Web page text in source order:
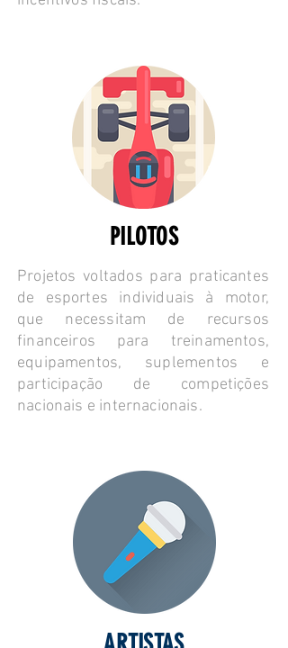
PILOTOS
Projetos voltados para praticantes
de esportes individuais à motor,
que necessitam de recursos
financeiros para treinamentos,
equipamentos, suplementos e
participação de competições
nacionais e internacionais.